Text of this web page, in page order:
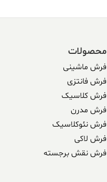
محصولات
فرش ماشینی
فرش فانتزی
فرش کلاسیک
فرش مدرن
فرش نئوکلاسیک
فرش لاکی
فرش نقش برجسته